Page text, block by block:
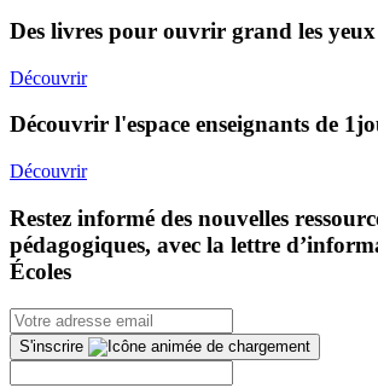
Des livres pour ouvrir grand les yeux
Découvrir
Découvrir l'espace enseignants de
Découvrir
Restez informé des nouvelles
pédagogiques, avec la lettre
Écoles
S'inscrire